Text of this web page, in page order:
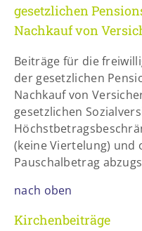
gesetzlichen
Nachkauf von
Beiträge für die
der gesetzlichen
Nachkauf von
gesetzlichen
(keine Viertelung) und
Pauschalbetrag
nach oben
Kirchenbeiträge